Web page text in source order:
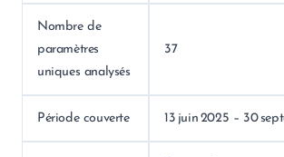
Nombre de
paramètres
uniques analysés
37
Période couverte 13 juin 2025 – 30